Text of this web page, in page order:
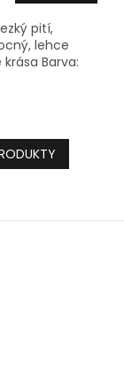
pití,
lehce
Barva: